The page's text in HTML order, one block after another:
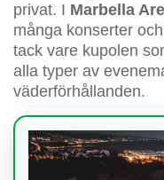
privat. I Marbella
många konserter
tack vare kupolen
alla typer av
väderförhållanden.